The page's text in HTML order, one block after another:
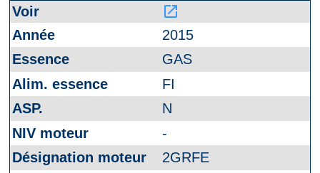
launch
2015
GAS
FI
N
-
2GRFE